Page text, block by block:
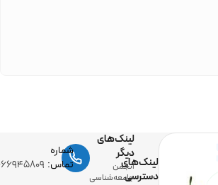
لینک‌های
دسترسی
لینک‌های
دیگر
انجمن
جامعه‌شناسی
شماره
تماس: ۰۲۱-